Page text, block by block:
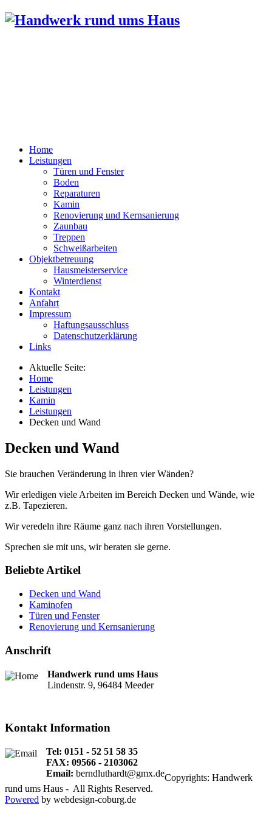
Home
Leistungen
Türen und Fenster
Boden
Reparaturen
Kamin
Renovierung und Kernsanierung
Zaunbau
Treppen
Schweißarbeiten
Objektbetreuung
Hausmeisterservice
Winterdienst
Kontakt
Anfahrt
Impressum
Haftungsausschluss
Datenschutzerklärung
Links
Aktuelle Seite:
Home
Leistungen
Kamin
Leistungen
Decken und Wand
Decken und Wand
Sie brauchen Veränderung in ihren vier Wänden?
Wir erledigen viele Arbeiten im Bereich Decken und Wände, wie
z.B. Tapezieren.
Wir veredeln ihre Räume ganz nach ihren Vorstellungen.
Sprechen sie mit uns, wir beraten sie gerne.
Beliebte Artikel
Decken und Wand
Kaminofen
Türen und Fenster
Renovierung und Kernsanierung
Anschrift
Handwerk rund ums Haus
Lindenstr. 9, 96484 Meeder
Kontakt Information
Tel: 0151 - 52 51 58 35
FAX: 09566 - 2103062
Email: berndluthardt@gmx.deCopyrights: Handwerk
rund ums Haus - All Rights Reserved.
Powered by webdesign-coburg.de